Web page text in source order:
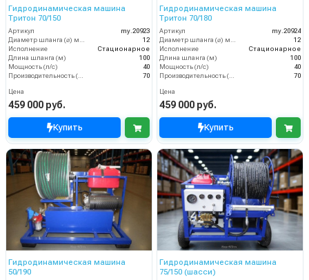
Гидродинамическая машина
Тритон 70/150
Артикул
my.20923
Диаметр шланга (⌀) мм:
12
Исполнение
Стационарное
Длина шланга (м)
100
Мощность (л/с)
40
Производительность (л/мин)
70
Цена
459 000 руб.
Купить
Гидродинамическая машина
Тритон 70/180
Артикул
my.20924
Диаметр шланга (⌀) мм:
12
Исполнение
Стационарное
Длина шланга (м)
100
Мощность (л/с)
40
Производительность (л/мин)
70
Цена
459 000 руб.
Купить
Гидродинамическая машина
50/190
Гидродинамическая машина
75/150 (шасси)